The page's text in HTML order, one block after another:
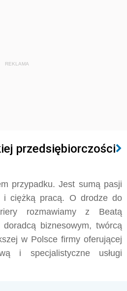
REKLAMA
przedsiębiorczości
przypadku. Jest sumą pasji
i ciężką pracą. O drodze do
rozmawiamy z Beatą
biznesowym, twórcą
w Polsce firmy oferującej
i specjalistyczne usługi